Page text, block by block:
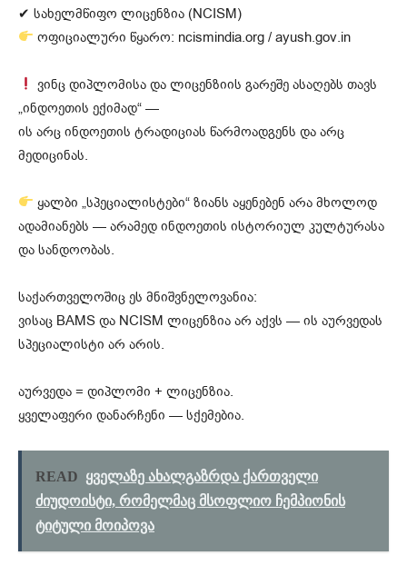
✔ სახელმწიფო ლიცენზია (NCISM)
ოფიციალური წყარო: ncismindia.org / ayush.gov.in
ვინც დიპლომისა და ლიცენზიის გარეშე ასაღებს თავს
„ინდოეთის ექიმად“ —
ის არც ინდოეთის ტრადიციას წარმოადგენს და არც
მედიცინას.
ყალბი „სპეციალისტები“ ზიანს აყენებენ არა მხოლოდ
ადამიანებს — არამედ ინდოეთის ისტორიულ კულტურასა
და სანდოობას.
საქართველოშიც ეს მნიშვნელოვანია:
ვისაც BAMS და NCISM ლიცენზია არ აქვს — ის აურვედას
სპეციალისტი არ არის.
აურვედა = დიპლომი + ლიცენზია.
ყველაფერი დანარჩენი — სქემებია.
READ ყველაზე ახალგაზრდა ქართველი
ძიუდოისტი, რომელმაც მსოფლიო ჩემპიონის
ტიტული მოიპოვა